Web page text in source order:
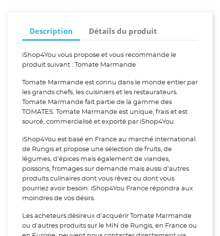
Description Détails du produit
iShop4You vous propose et vous recommande le
produit suivant : Tomate Marmande
Tomate Marmande est connu dans le monde entier par
les grands chefs, les cuisiniers et les restaurateurs.
Tomate Marmande fait partie de la gamme des
TOMATES. Tomate Marmande est unique, frais et est
sourcé, commercialisé et exporté par iShop4You.
iShop4You est basé en France au marché international
de Rungis et propose une sélection de fruits, de
légumes, d’épices mais également de viandes,
poissons, fromages sur demande mais aussi d’autres
produits culinaires dont vous rêvez ou dont vous
pourriez avoir besoin. iShop4You France répondra aux
moindres de vos désirs.
Les acheteurs désireux d'acquérir Tomate Marmande
ou d’autres produits sur le MIN de Rungis, en France ou